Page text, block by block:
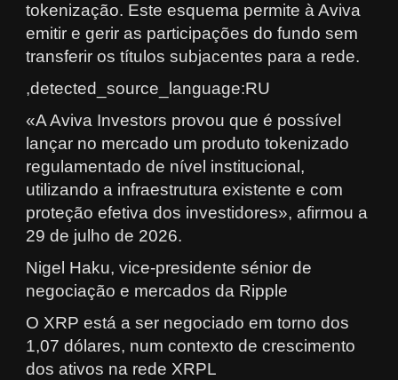
tokenização. Este esquema permite à Aviva
emitir e gerir as participações do fundo sem
transferir os títulos subjacentes para a rede.
,detected_source_language:RU
«A Aviva Investors provou que é possível
lançar no mercado um produto tokenizado
regulamentado de nível institucional,
utilizando a infraestrutura existente e com
proteção efetiva dos investidores», afirmou a
29 de julho de 2026.
Nigel Haku, vice-presidente sénior de
negociação e mercados da Ripple
O XRP está a ser negociado em torno dos
1,07 dólares, num contexto de crescimento
dos ativos na rede XRPL